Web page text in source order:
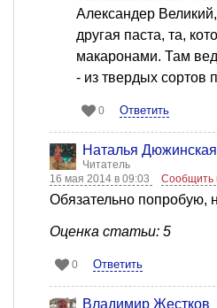
Александер
другая паста, та,
макаронами. Там
- из твердых сортов
0 Ответить
Наталья Дюжинская
Читатель
16 мая 2014 в 09:03
Сообщить
Обязательно попробую,
Оценка статьи: 5
0 Ответить
Владимир Жестков